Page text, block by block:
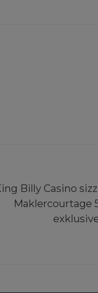
Billy Casino
Maklercourtage